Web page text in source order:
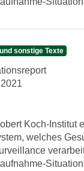
sonstige Texte
Koch-Institut
welches